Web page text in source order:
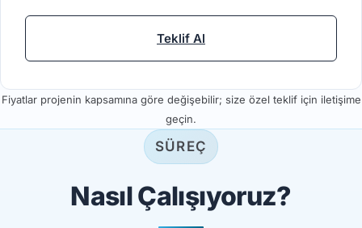
Teklif Al
Fiyatlar projenin kapsamına göre değişebilir; size özel teklif için iletişime
geçin.
SÜREÇ
Nasıl Çalışıyoruz?